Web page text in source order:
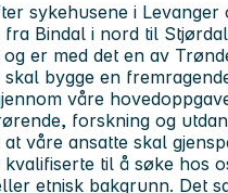
sykehusene i Levanger
Bindal i nord til
er med det en av
bygge en
våre
forskning og
våre ansatte skal
til å søke hos
etnisk bakgrunn. Det